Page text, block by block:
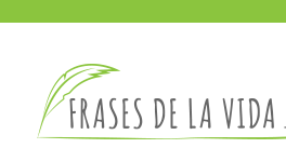
la
vida